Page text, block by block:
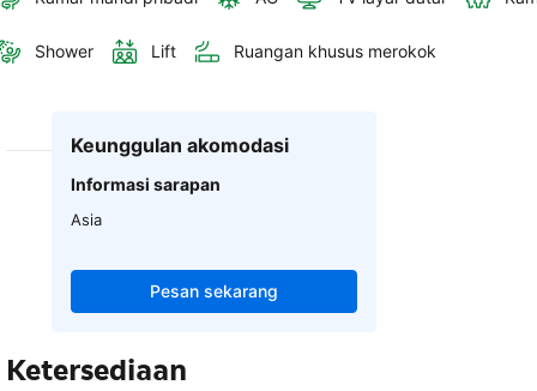
Shower Lift Ruangan khusus merokok
Keunggulan akomodasi
Informasi sarapan
Asia
Pesan sekarang
Ketersediaan